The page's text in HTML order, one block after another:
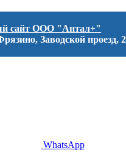
сайт ООО "Антал+"
Заводской проезд, 2
WhatsApp